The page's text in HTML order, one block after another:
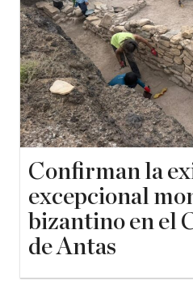
Confirman la
excepcional
bizantino en el
de Antas